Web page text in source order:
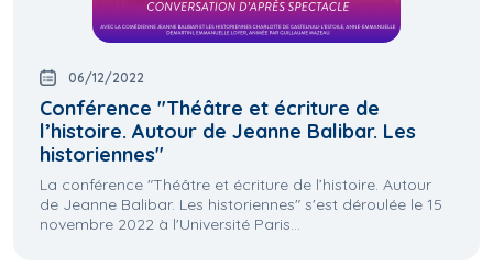
06/12/2022
Conférence "Théâtre et écriture de
l’histoire. Autour de Jeanne Balibar. Les
historiennes"
La conférence "Théâtre et écriture de l’histoire. Autour
de Jeanne Balibar. Les historiennes" s'est déroulée le 15
novembre 2022 à l'Université Paris...